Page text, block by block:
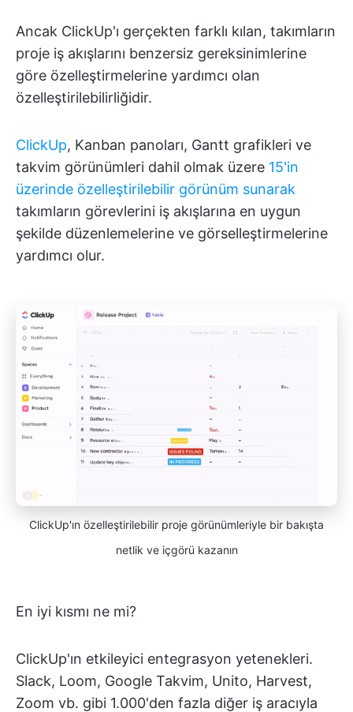
Ancak ClickUp'ı gerçekten farklı kılan, takımların
proje iş akışlarını benzersiz gereksinimlerine
göre özelleştirmelerine yardımcı olan
özelleştirilebilirliğidir.
ClickUp, Kanban panoları, Gantt grafikleri ve
takvim görünümleri dahil olmak üzere 15'in
üzerinde özelleştirilebilir görünüm sunarak
takımların görevlerini iş akışlarına en uygun
şekilde düzenlemelerine ve görselleştirmelerine
yardımcı olur.
ClickUp'ın özelleştirilebilir proje görünümleriyle bir bakışta
netlik ve içgörü kazanın
En iyi kısmı ne mi?
ClickUp'ın etkileyici entegrasyon yetenekleri.
Slack, Loom, Google Takvim, Unito, Harvest,
Zoom vb. gibi 1.000'den fazla diğer iş aracıyla